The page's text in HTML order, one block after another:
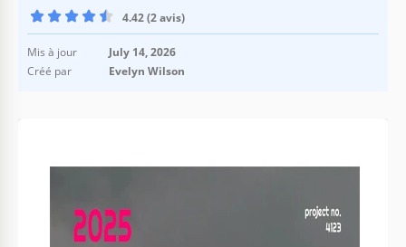
4.42 (2 avis)
Mis à jour
July 14, 2026
Créé par
Evelyn Wilson